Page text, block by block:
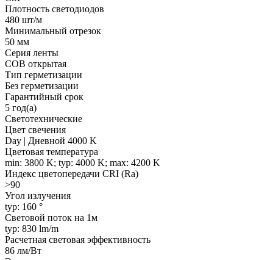
Плотность светодиодов
480 шт/м
Минимальный отрезок
50 мм
Серия ленты
COB открытая
Тип герметизации
Без герметизации
Гарантийный срок
5 год(а)
Светотехнические
Цвет свечения
Day | Дневной 4000 K
Цветовая температура
min: 3800 K; typ: 4000 K; max: 4200 K
Индекс цветопередачи CRI (Ra)
>90
Угол излучения
typ: 160 °
Световой поток на 1м
typ: 830 lm/m
Расчетная световая эффективность
86 лм/Вт